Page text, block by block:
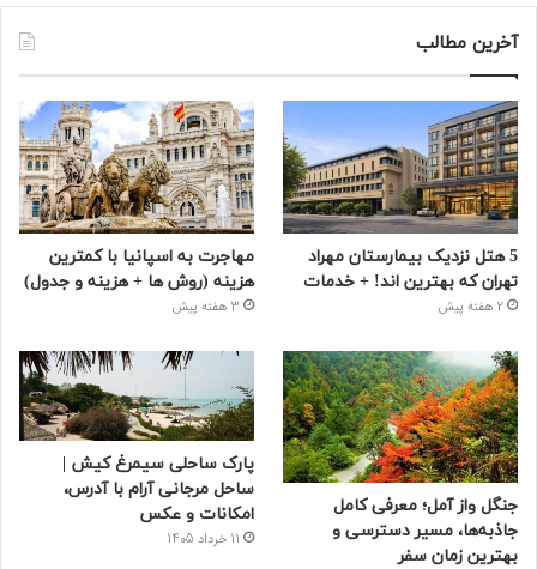
آخرین مطالب
5 هتل نزدیک بیمارستان مهراد
تهران که بهترین‌ اند! + خدمات
2 هفته پیش
مهاجرت به اسپانیا با کمترین
هزینه (روش ها + هزینه و جدول)
3 هفته پیش
جنگل واز آمل؛ معرفی کامل
جاذبه‌ها، مسیر دسترسی و
بهترین زمان سفر
پارک ساحلی سیمرغ کیش |
ساحل مرجانی آرام با آدرس،
امکانات و عکس
11 خرداد 1405